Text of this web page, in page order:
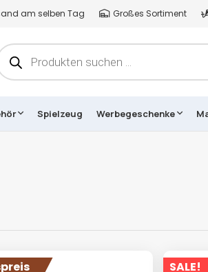
am selben Tag Großes Sortiment
Products
Spielzeug Werbegeschenke
SALE!